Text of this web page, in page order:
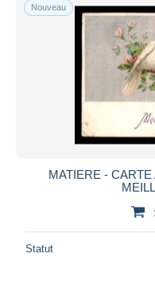
Nouveau
MATIERE -
Statut